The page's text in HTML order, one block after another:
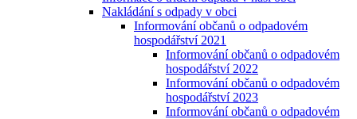
Nakládání s odpady v obci
Informování občanů o odpadovém
hospodářství 2021
Informování občanů o odpadovém
hospodářství 2022
Informování občanů o odpadovém
hospodářství 2023
Informování občanů o odpadovém